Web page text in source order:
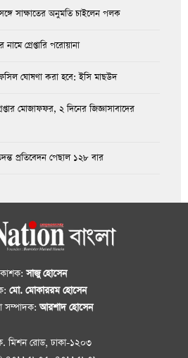
সাক্ষাতের অনুমতি চাইলেন পলক
গ্রেপ্তারি পরোয়ানা
ঘোষণা করা হবে: ইসি মাছউদ
মোজাফফর, ২ দিনের জিজ্ঞাসাবাদের
প্রতিবেদন পেছাল ১২৮ বার
সাজু হোসেন
মো. মোকাররম হোসেন
সম্পাদক:আরশাদ হোসেন
মিশন রোড, ঢাকা-১২০৩